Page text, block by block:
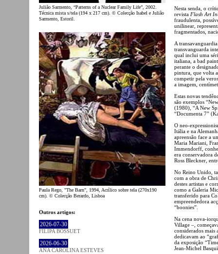
Julião Sarmento, “Patterns of a Nuclear Family Life”, 2002.
Técnica mista s/tela (194 x 217 cm). © Colecção Isabel e Julião
Sarmento, Estoril.
Paula Rego, "The Barn", 1994, Acrílico sobre tela (270x190
cm). © Colecção Berardo, Lisboa
Outros artigos:
2026-07-30
FILIPA BOSSUET
2026-06-30
ANA CAROLINA ESTEVES
Nesta senda, o
revista Flash Art
fraudulenta,
unilinear,
fragmentados,
A
transvanguarda
qual inclui uma
italiana, a bad
perante o
pintura, que volta
competir pela
a imagem,
Estas novas
são exemplos
(1980), “A New
“Documenta 7”
O neo-
Itália e na
apreensão face a
Maria Mariani,
Immendorff,
era conservadora
Ross Bleckner,
No Reino Unido,
com a obra de
destes artistas e
como a Galeria
transferido para
empreendedora
“boonies”.
Na cena nova-
Village –,
considerados mais
dedicavam ao
da exposição
Jean-Michel